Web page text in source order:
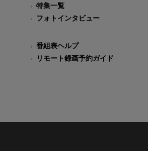
特集一覧
フォトインタビュー
番組表ヘルプ
リモート録画予約ガイド